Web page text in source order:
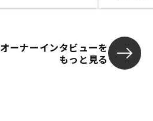
オーナーインタビューを
もっと見る